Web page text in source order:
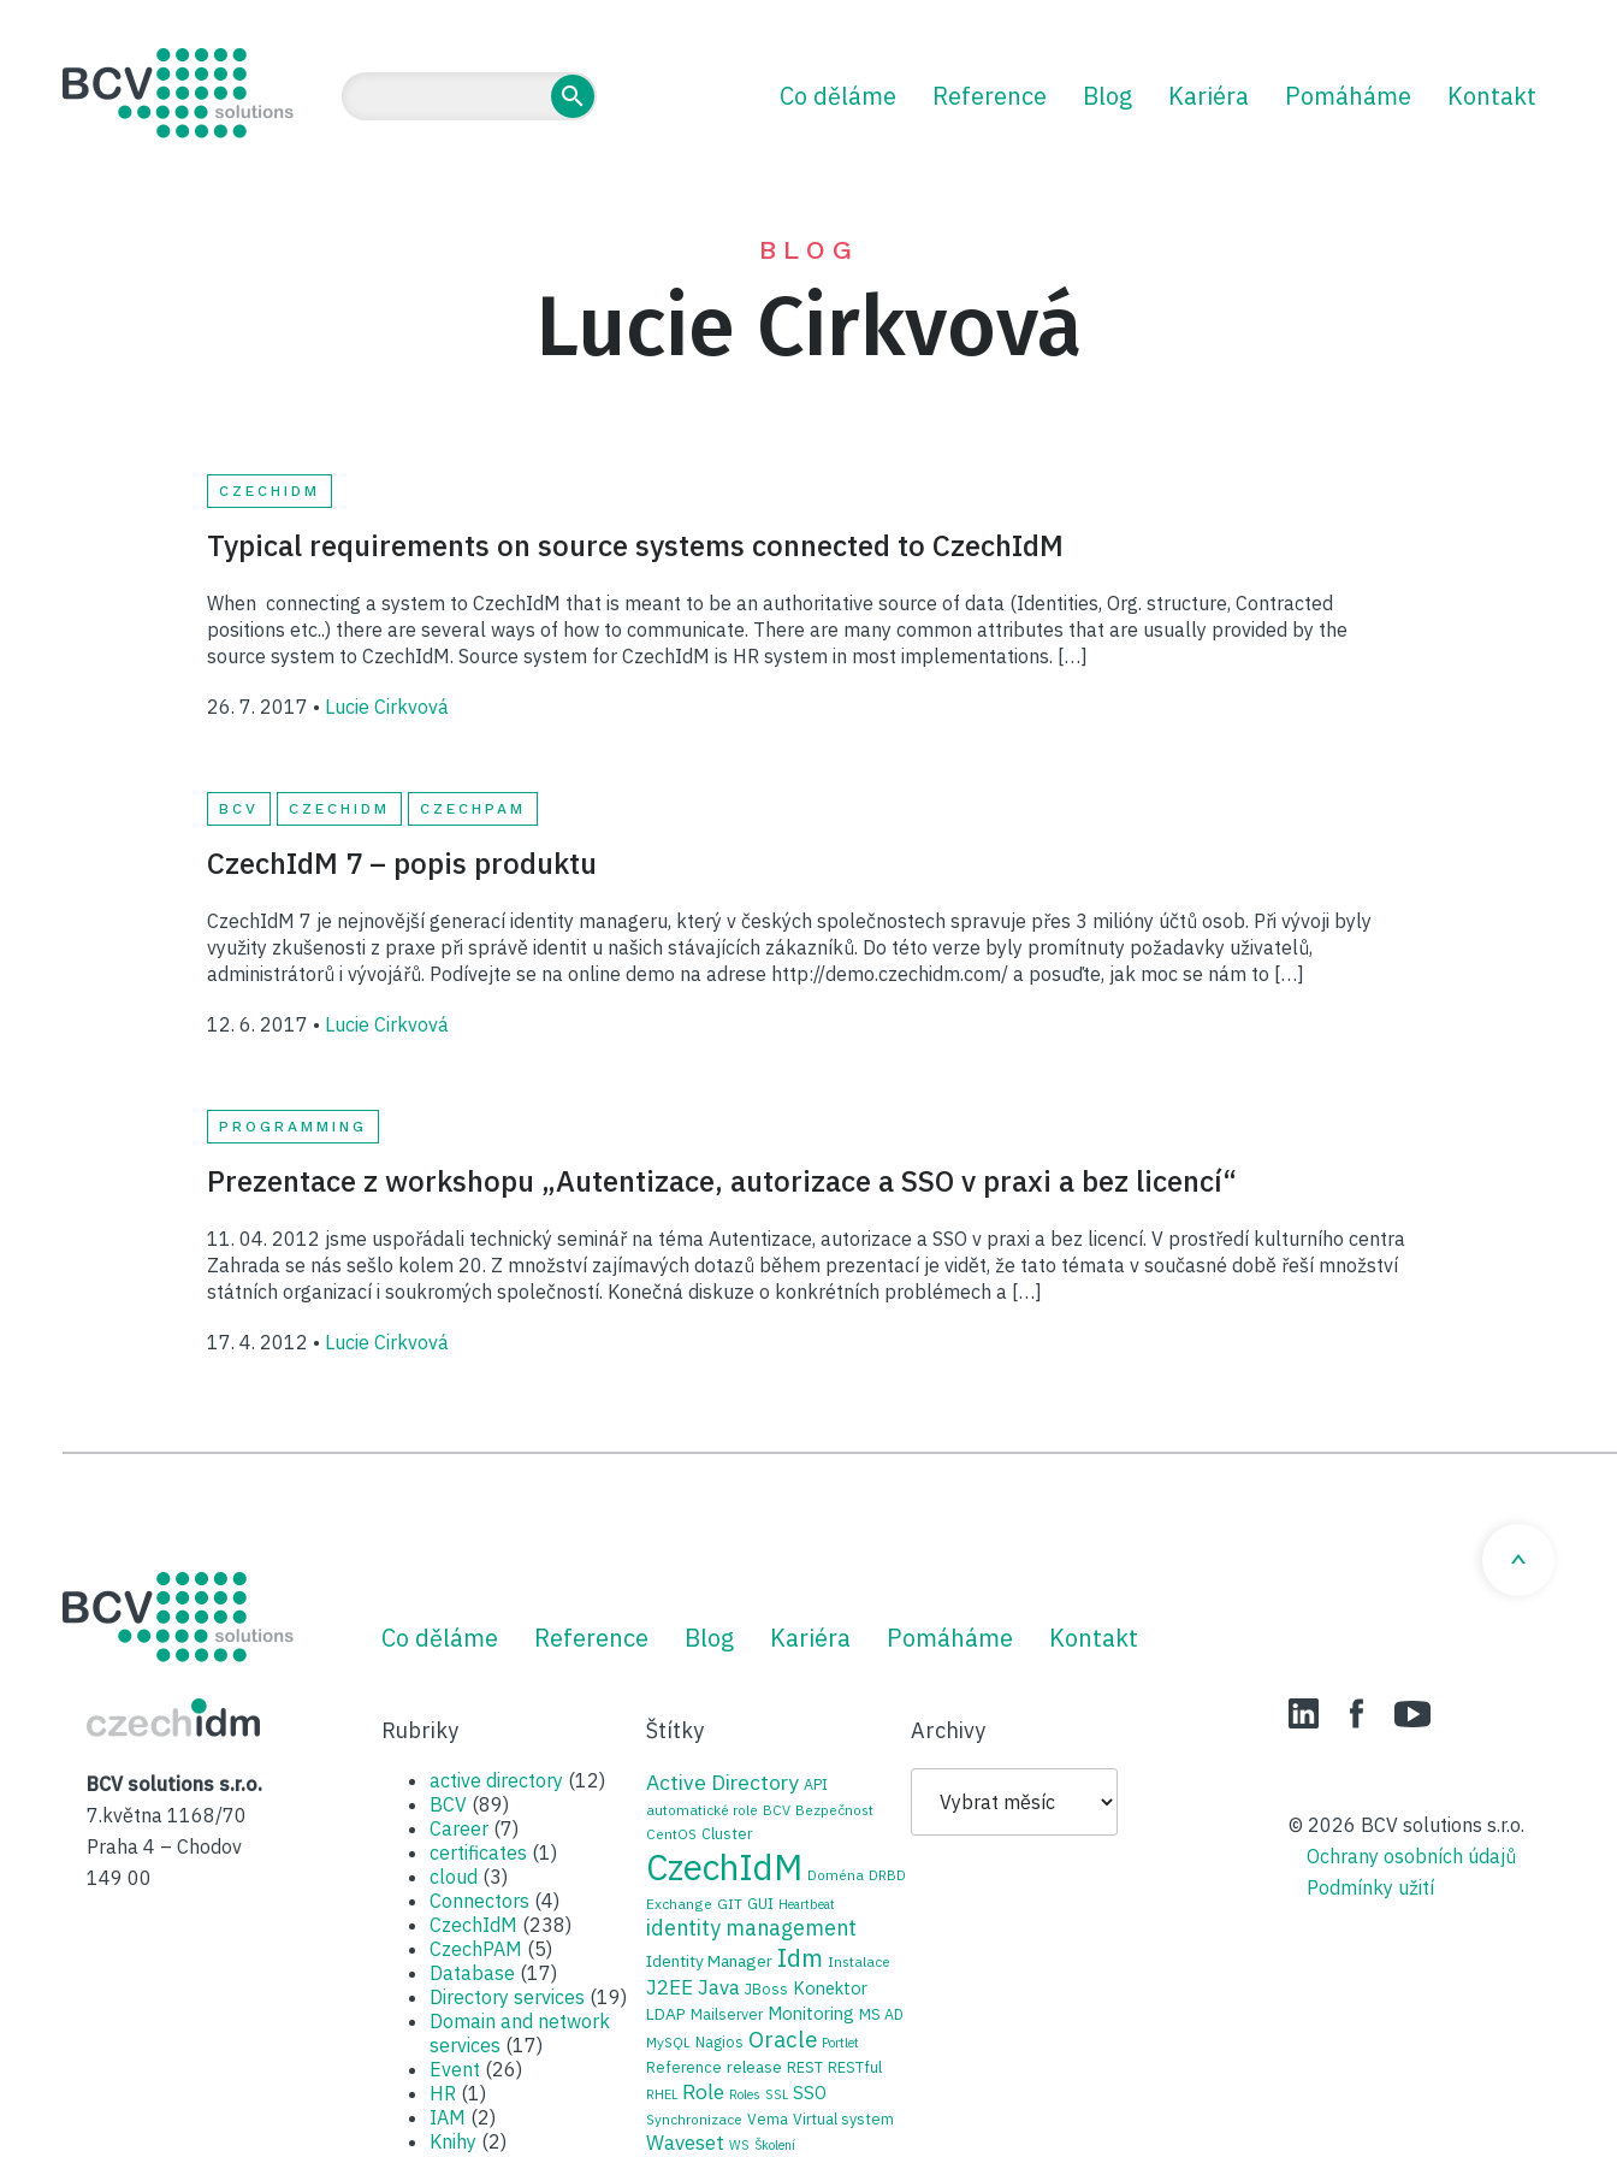
Co děláme Reference Blog Kariéra Pomáháme Kontakt
BLOG
Lucie Cirkvová
CZECHIDM
Typical requirements on source systems connected to CzechIdM
When connecting a system to CzechIdM that is meant to be an authoritative source of data (Identities, Org. structure, Contracted
positions etc..) there are several ways of how to communicate. There are many common attributes that are usually provided by the
source system to CzechIdM. Source system for CzechIdM is HR system in most implementations. […]
26. 7. 2017 • Lucie Cirkvová
BCV CZECHIDM CZECHPAM
CzechIdM 7 – popis produktu
CzechIdM 7 je nejnovější generací identity manageru, který v českých společnostech spravuje přes 3 milióny účtů osob. Při vývoji byly
využity zkušenosti z praxe při správě identit u našich stávajících zákazníků. Do této verze byly promítnuty požadavky uživatelů,
administrátorů i vývojářů. Podívejte se na online demo na adrese http://demo.czechidm.com/ a posuďte, jak moc se nám to […]
12. 6. 2017 • Lucie Cirkvová
PROGRAMMING
Prezentace z workshopu „Autentizace, autorizace a SSO v praxi a bez licencí“
11. 04. 2012 jsme uspořádali technický seminář na téma Autentizace, autorizace a SSO v praxi a bez licencí. V prostředí kulturního centra
Zahrada se nás sešlo kolem 20. Z množství zajímavých dotazů během prezentací je vidět, že tato témata v současné době řeší množství
státních organizací i soukromých společností. Konečná diskuze o konkrétních problémech a […]
17. 4. 2012 • Lucie Cirkvová
Co děláme Reference Blog Kariéra Pomáháme Kontakt
BCV solutions s.r.o.
7.května 1168/70
Praha 4 – Chodov
149 00
Rubriky
active directory (12)
BCV (89)
Career (7)
certificates (1)
cloud (3)
Connectors (4)
CzechIdM (238)
CzechPAM (5)
Database (17)
Directory services (19)
Domain and network
services (17)
Event (26)
HR (1)
IAM (2)
Knihy (2)
Štítky
Active Directory API
automatické role BCV Bezpečnost
CentOS Cluster
CzechIdM Doména DRBD
Exchange GIT GUI Heartbeat
identity management
Identity Manager Idm Instalace
J2EE Java JBoss Konektor
LDAP Mailserver Monitoring MS AD
MySQL Nagios Oracle Portlet
Reference release REST RESTful
RHEL Role Roles SSL SSO
Synchronizace Vema Virtual system
Waveset WS Školení
Archivy
LinedIn Facebook
© 2026 BCV solutions s.r.o.
Ochrany osobních údajů
Podmínky užití